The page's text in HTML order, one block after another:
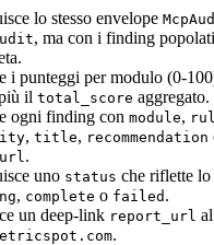
lo stesso envelope
, ma con i finding
i punteggi per modulo (0-
il total_score aggregato.
ogni finding con module,
, title, recommendation
.
uno status che riflette lo
, complete o failed .
un deep-link report_url
.